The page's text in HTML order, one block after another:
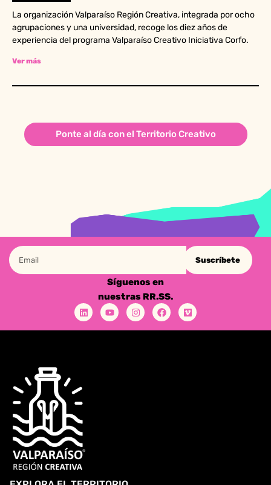
La organización Valparaíso Región Creativa, integrada por ocho
agrupaciones y una universidad, recoge los diez años de
experiencia del programa Valparaíso Creativo Iniciativa Corfo.
Ver más
Ponte al día con el Territorio Creativo
Suscríbete
Síguenos en
nuestras RR.SS.